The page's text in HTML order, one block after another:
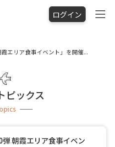
ログイン
エリア食事イベント」を開催...
ピックス
朝霞エリア食事イベン